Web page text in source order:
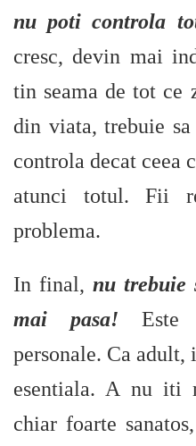
nu poti controla
cresc, devin mai
tin seama de tot ce
din viata, trebuie
controla decat ceea
atunci totul. Fii
problema.
In final, nu
mai pasa! Este
personale. Ca adult,
esentiala. A nu iti
chiar foarte